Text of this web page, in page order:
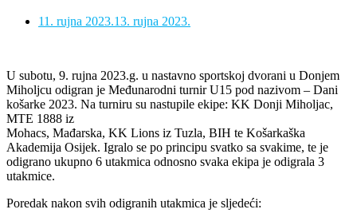
11. rujna 2023.13. rujna 2023.
U subotu, 9. rujna 2023.g. u nastavno sportskoj dvorani u Donjem
Miholjcu odigran je Međunarodni turnir U15 pod nazivom – Dani
košarke 2023. Na turniru su nastupile ekipe: KK Donji Miholjac,
MTE 1888 iz
Mohacs, Mađarska, KK Lions iz Tuzla, BIH te Košarkaška
Akademija Osijek. Igralo se po principu svatko sa svakime, te je
odigrano ukupno 6 utakmica odnosno svaka ekipa je odigrala 3
utakmice.
Poredak nakon svih odigranih utakmica je sljedeći: